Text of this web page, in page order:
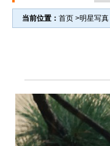
当前位置： 首页 >明星写真